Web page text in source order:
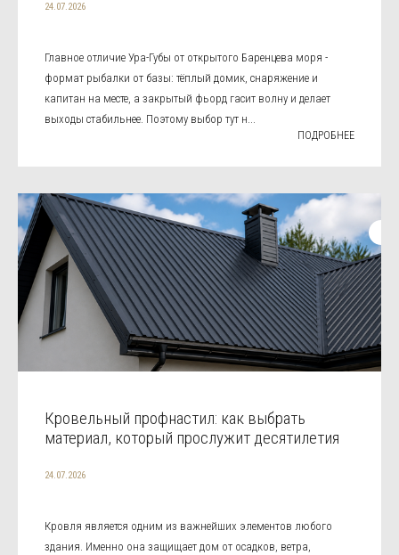
24.07.2026
Главное отличие Ура-Губы от открытого Баренцева моря -
формат рыбалки от базы: тёплый домик, снаряжение и
капитан на месте, а закрытый фьорд гасит волну и делает
выходы стабильнее. Поэтому выбор тут н...
ПОДРОБНЕЕ
Кровельный профнастил: как выбрать
материал, который прослужит десятилетия
24.07.2026
Кровля является одним из важнейших элементов любого
здания. Именно она защищает дом от осадков, ветра,